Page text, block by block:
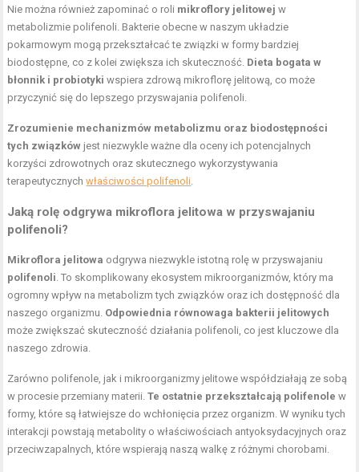
Nie można również zapominać o roli mikroflory jelitowej w
metabolizmie polifenoli. Bakterie obecne w naszym układzie
pokarmowym mogą przekształcać te związki w formy bardziej
biodostępne, co z kolei zwiększa ich skuteczność. Dieta bogata w
błonnik i probiotyki wspiera zdrową mikroflorę jelitową, co może
przyczynić się do lepszego przyswajania polifenoli.
Zrozumienie mechanizmów metabolizmu oraz biodostępności
tych związków jest niezwykle ważne dla oceny ich potencjalnych
korzyści zdrowotnych oraz skutecznego wykorzystywania
terapeutycznychwłaściwości polifenoli
Jaką rolę odgrywa mikroflora jelitowa w przyswajaniu
polifenoli?
Mikroflora jelitowa odgrywa niezwykle istotną rolę w przyswajaniu
polifenoli . To skomplikowany ekosystem mikroorganizmów, który ma
ogromny wpływ na metabolizm tych związków oraz ich dostępność dla
naszego organizmu. Odpowiednia równowaga bakterii jelitowych
może zwiększać skuteczność działania polifenoli, co jest kluczowe dla
naszego zdrowia.
Zarówno polifenole, jak i mikroorganizmy jelitowe współdziałają ze sobą
w procesie przemiany materii.Te ostatnie przekształcają polifenole w
formy, które są łatwiejsze do wchłonięcia przez organizm. W wyniku tych
interakcji powstają metabolity o właściwościach antyoksydacyjnych oraz
przeciwzapalnych, które wspierają naszą walkę z różnymi chorobami.